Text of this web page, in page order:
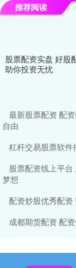
推荐阅读
股票配资实盘 好股
助你投资无忧
最新股票配资 配
自由
杠杆交易股票软件
股票配资线上平
梦想
配资炒股优秀配
成都期货配资 配